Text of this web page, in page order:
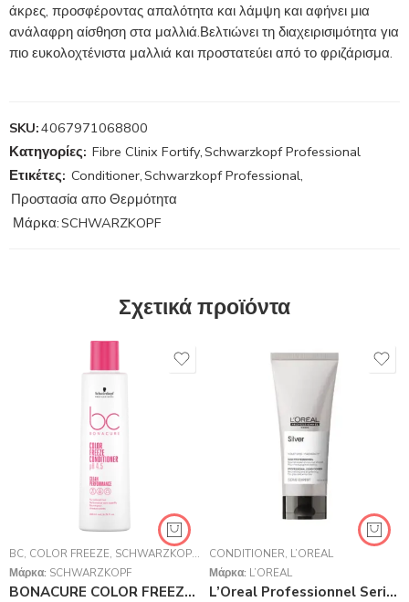
άκρες, προσφέροντας απαλότητα και λάμψη και αφήνει μια
ανάλαφρη αίσθηση στα μαλλιά.Βελτιώνει τη διαχειρισιμότητα για
πιο ευκολοχτένιστα μαλλιά και προστατεύει από το φριζάρισμα.
SKU:4067971068800
Κατηγορίες: Fibre Clinix Fortify,Schwarzkopf Professional
Ετικέτες: Conditioner,Schwarzkopf Professional,
Προστασία απο Θερμότητα
Μάρκα:SCHWARZKOPF
Σχετικά προϊόντα
BC, COLOR FREEZE, SCHWARZKOPF PROFESSIONAL ,ΚΡΈΜΕΣ
Μάρκα: SCHWARZKOPF
BONACURE COLOR FREEZE CONDITIONER 200 ml
CONDITIONER, L’ORÉAL
Μάρκα: L’ORÉAL
L’Oreal Professionnel Serie Expert Silver Conditioner 200ml